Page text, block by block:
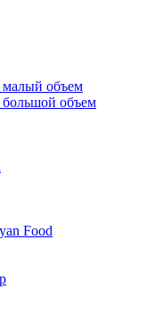
малый объем
большой объем
Food